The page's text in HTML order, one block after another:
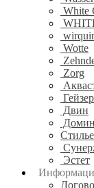
White
Wotte
Zorg
Гейзер
Двин
Стилье
Эстет